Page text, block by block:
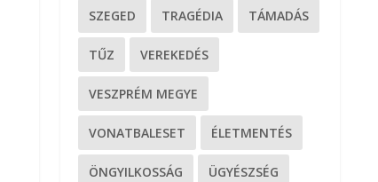
SZEGED TRAGÉDIA TÁMADÁS
TŰZ VEREKEDÉS
VESZPRÉM MEGYE
VONATBALESET ÉLETMENTÉS
ÖNGYILKOSSÁG ÜGYÉSZSÉG